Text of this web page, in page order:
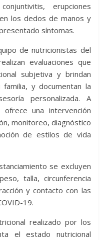
erupciones
los dedos de manos y
síntomas.
de nutricionistas del
evaluaciones que
subjetiva y brindan
y documentan la
personalizada. A
una intervención
monitoreo, diagnóstico
de estilos de vida
se excluyen
talla, circunferencia
y contacto con las
19.
realizado por los
el estado nutricional